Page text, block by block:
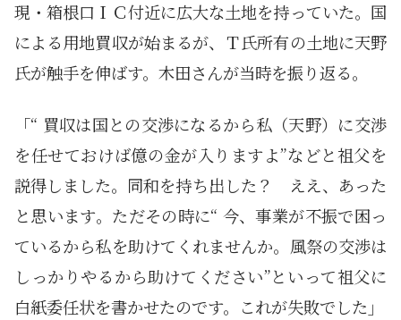
現・箱根口ＩＣ付近に広大な土地を持っていた。国
による用地買収が始まるが、Ｔ氏所有の土地に天野
氏が触手を伸ばす。木田さんが当時を振り返る。
「“ 買収は国との交渉になるから私（天野）に交渉
を任せておけば億の金が入りますよ”などと祖父を
説得しました。同和を持ち出した？ ええ、あった
と思います。ただその時に“ 今、事業が不振で困っ
ているから私を助けてくれませんか。風祭の交渉は
しっかりやるから助けてください”といって祖父に
白紙委任状を書かせたのです。これが失敗でした」